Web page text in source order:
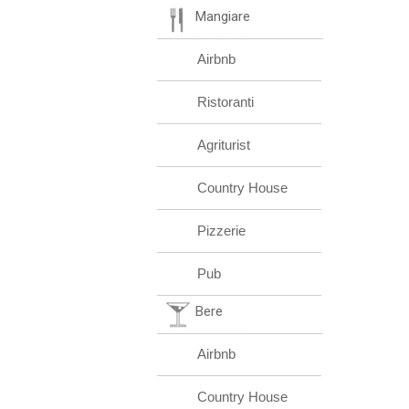
Mangiare
Airbnb
Ristoranti
Agriturist
Country House
Pizzerie
Pub
Bere
Airbnb
Country House